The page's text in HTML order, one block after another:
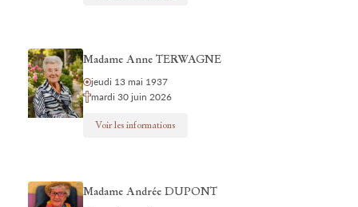
Madame Anne TERWAGNE
jeudi 13 mai 1937
mardi 30 juin 2026
Voir les informations
Madame Andrée DUPONT